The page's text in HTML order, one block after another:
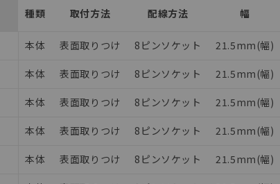
種類 取付方法 配線方法 幅
本体 表面取りつけ 8ピンソケット 21.5mm(幅)
本体 表面取りつけ 8ピンソケット 21.5mm(幅)
本体 表面取りつけ 8ピンソケット 21.5mm(幅)
本体 表面取りつけ 8ピンソケット 21.5mm(幅)
本体 表面取りつけ 8ピンソケット 21.5mm(幅)